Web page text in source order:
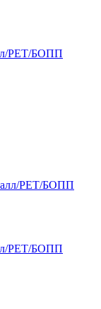
PET/БОПП
PET/БОПП